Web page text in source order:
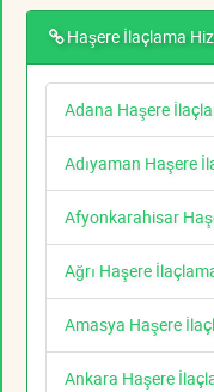
Haşere İlaçlama
Adana Haşere
Adıyaman Haşere
Afyonkarahisar
Ağrı Haşere
Amasya Haşere
Ankara Haşere